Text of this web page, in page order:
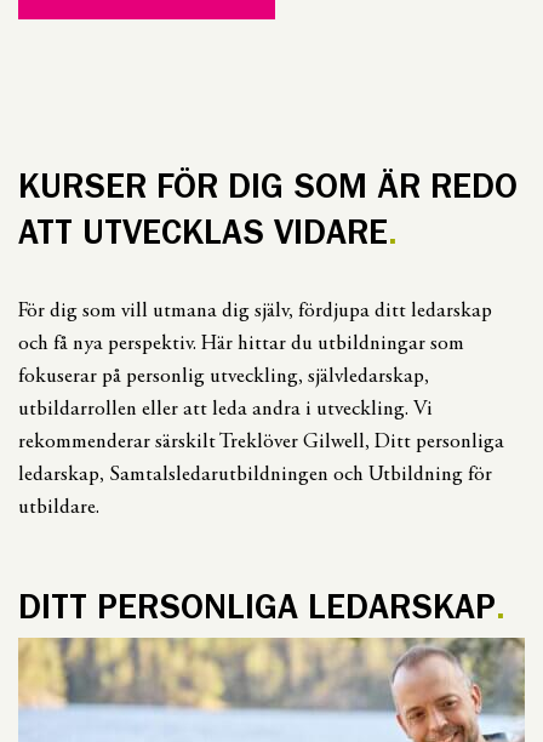
KURSER FÖR DIG SOM ÄR REDO
ATT UTVECKLAS VIDARE
För dig som vill utmana dig själv, fördjupa ditt ledarskap
och få nya perspektiv. Här hittar du utbildningar som
fokuserar på personlig utveckling, självledarskap,
utbildarrollen eller att leda andra i utveckling. Vi
rekommenderar särskilt Treklöver Gilwell, Ditt personliga
ledarskap, Samtalsledarutbildningen och Utbildning för
utbildare.
DITT PERSONLIGA LEDARSKAP